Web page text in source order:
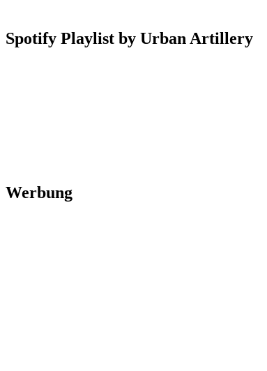
Spotify Playlist by Urban Artillery
Werbung